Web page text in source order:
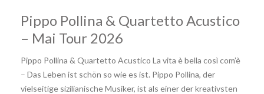
Pippo Pollina & Quartetto Acustico
– Mai Tour 2026
Pippo Pollina & Quartetto Acustico La vita è bella così com’è
– Das Leben ist schön so wie es ist. Pippo Pollina, der
vielseitige sizilianische Musiker, ist als einer der kreativsten